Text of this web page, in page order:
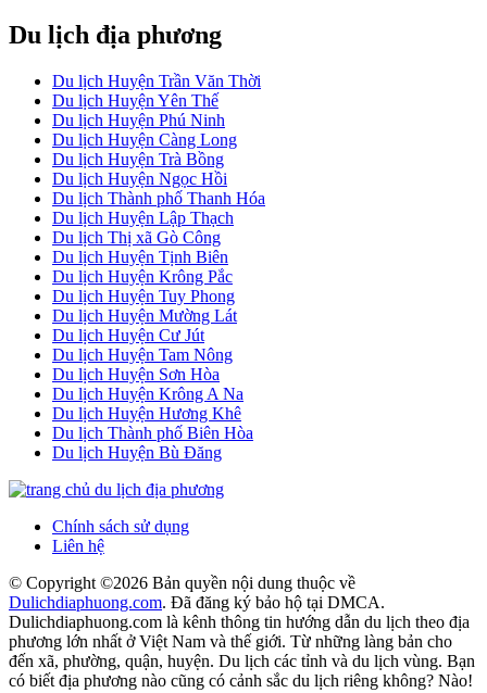
Du lịch địa phương
Du lịch Huyện Trần Văn Thời
Du lịch Huyện Yên Thế
Du lịch Huyện Phú Ninh
Du lịch Huyện Càng Long
Du lịch Huyện Trà Bồng
Du lịch Huyện Ngọc Hồi
Du lịch Thành phố Thanh Hóa
Du lịch Huyện Lập Thạch
Du lịch Thị xã Gò Công
Du lịch Huyện Tịnh Biên
Du lịch Huyện Krông Pắc
Du lịch Huyện Tuy Phong
Du lịch Huyện Mường Lát
Du lịch Huyện Cư Jút
Du lịch Huyện Tam Nông
Du lịch Huyện Sơn Hòa
Du lịch Huyện Krông A Na
Du lịch Huyện Hương Khê
Du lịch Thành phố Biên Hòa
Du lịch Huyện Bù Đăng
Chính sách sử dụng
Liên hệ
© Copyright ©2026 Bản quyền nội dung thuộc về
Dulichdiaphuong.com. Đã đăng ký bảo hộ tại DMCA.
Dulichdiaphuong.com là kênh thông tin hướng dẫn du lịch theo địa
phương lớn nhất ở Việt Nam và thế giới. Từ những làng bản cho
đến xã, phường, quận, huyện. Du lịch các tỉnh và du lịch vùng. Bạn
có biết địa phương nào cũng có cảnh sắc du lịch riêng không? Nào!